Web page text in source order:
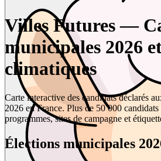
Villes Futures —
municipales 2026
climatiques
Carte interactive des candidats déclarés
2026 en France. Plus de 50 000
programmes, sites de campagne et
Élections municipales